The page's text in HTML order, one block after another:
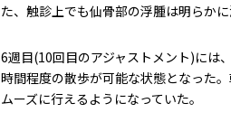
た、触診上でも仙骨部の浮腫は明らかに
6週目(10回目のアジャストメント)には、
時間程度の散歩が可能な状態となった
ムーズに行えるようになっていた。